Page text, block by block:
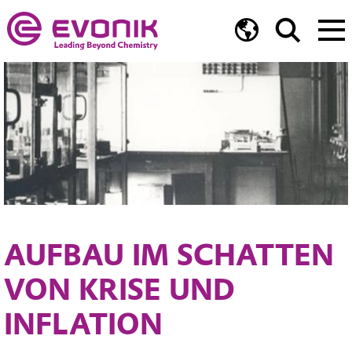
AUFBAU IM SCHATTEN
VON KRISE UND
INFLATION